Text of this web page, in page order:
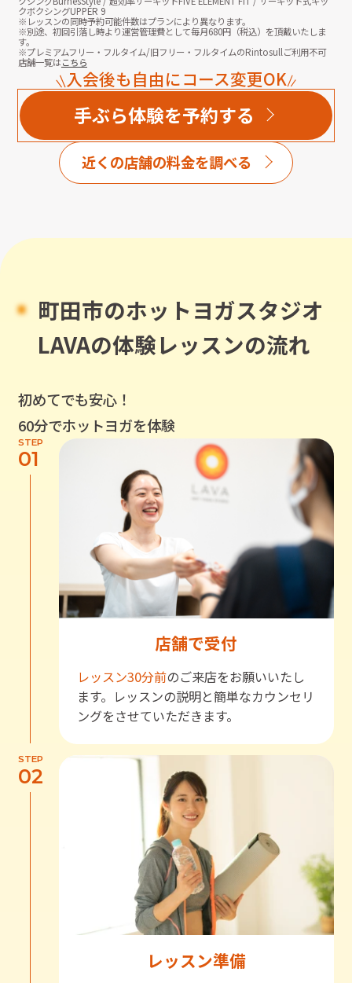
クボクシングUPPER 9
※レッスンの同時予約可能件数はプランにより異なります。
※別途、初回引落し時より運営管理費として毎月680円（税込）を頂戴いたしま
す。
※プレミアムフリー・フルタイム/旧フリー・フルタイムのRintosullご利用不可
店舗一覧はこちら
入会後も自由にコース変更OK
手ぶら体験を予約する
近くの店舗の料金を調べる
町田市のホットヨガスタジオ
LAVAの体験レッスンの流れ
初めてでも安心！
60分でホットヨガを体験
STEP
01
店舗で受付
レッスン30分前のご来店をお願いいたし
ます。レッスンの説明と簡単なカウンセリ
ングをさせていただきます。
STEP
02
レッスン準備